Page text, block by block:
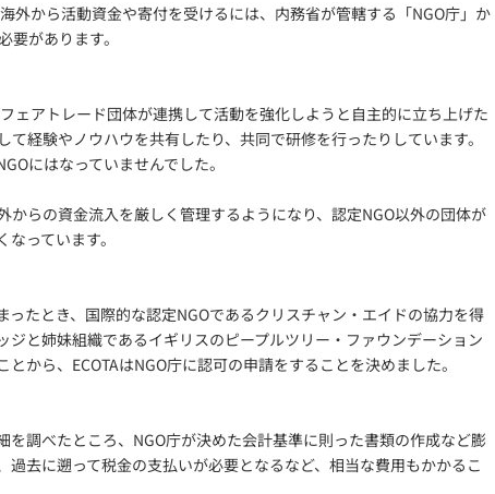
外から活動資金や寄付を受けるには、内務省が管轄する「NGO庁」か
要があります。
ェアトレード団体が連携して活動を強化しようと自主的に立ち上げた
経験やノウハウを共有したり、共同で研修を行ったりしています。
にはなっていませんでした。
からの資金流入を厳しく管理するようになり、認定NGO以外の団体が
っています。
たとき、国際的な認定NGOであるクリスチャン・エイドの協力を得
ジと姉妹組織であるイギリスのピープルツリー・ファウンデーション
から、ECOTAはNGO庁に認可の申請をすることを決めました。
を調べたところ、NGO庁が決めた会計基準に則った書類の作成など膨
過去に遡って税金の支払いが必要となるなど、相当な費用もかかるこ